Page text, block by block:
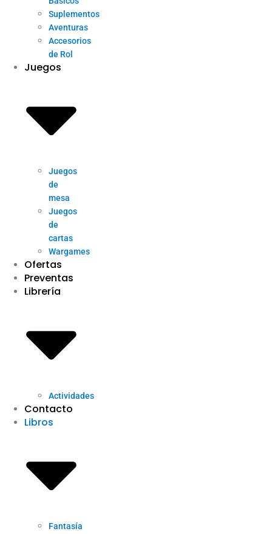
Suplementos
Aventuras
Accesorios
de Rol
Juegos
Juegos
de
mesa
Juegos
de
cartas
Wargames
Ofertas
Preventas
Librería
Actividades
Contacto
Libros
Fantasía